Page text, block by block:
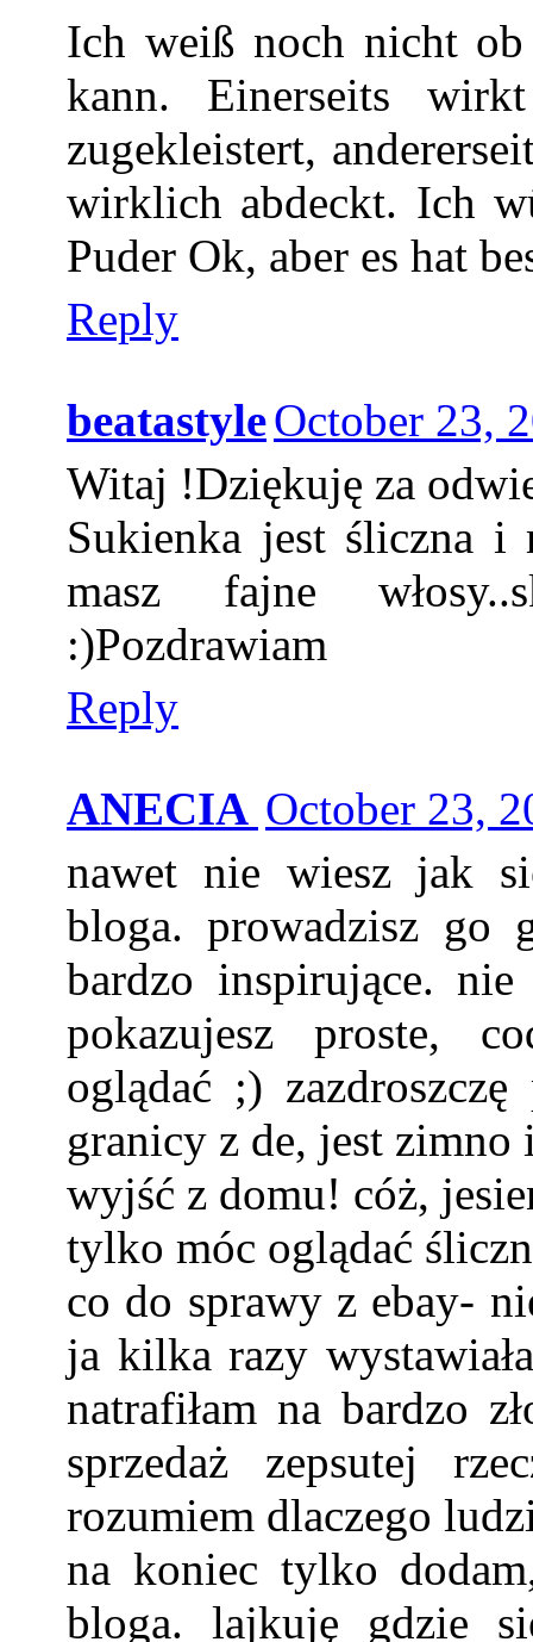
Ich weiß noch nicht
kann. Einerseits
zugekleistert,
wirklich abdeckt. Ich
Puder Ok, aber es hat
Reply
beatastyleOctober 23,
Witaj !Dziękuję za
Sukienka jest śliczna
masz fajne
:)Pozdrawiam
Reply
ANECIA October 23,
nawet nie wiesz jak
bloga. prowadzisz go
bardzo inspirujące.
pokazujesz proste,
oglądać ;)
granicy z de, jest zimno
wyjść z domu! cóż,
tylko móc oglądać
co do sprawy z ebay-
ja kilka razy
natrafiłam na bardzo
sprzedaż zepsutej
rozumiem dlaczego
na koniec tylko
bloga. lajkuję gdzie